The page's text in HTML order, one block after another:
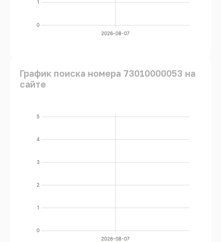
0
1
2026-08-07
График поиска номера 73010000053 на
сайте
0
1
2
3
4
5
2026-08-07